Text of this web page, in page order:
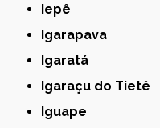
Iepê
Igarapava
Igaratá
Igaraçu do Tietê
Iguape